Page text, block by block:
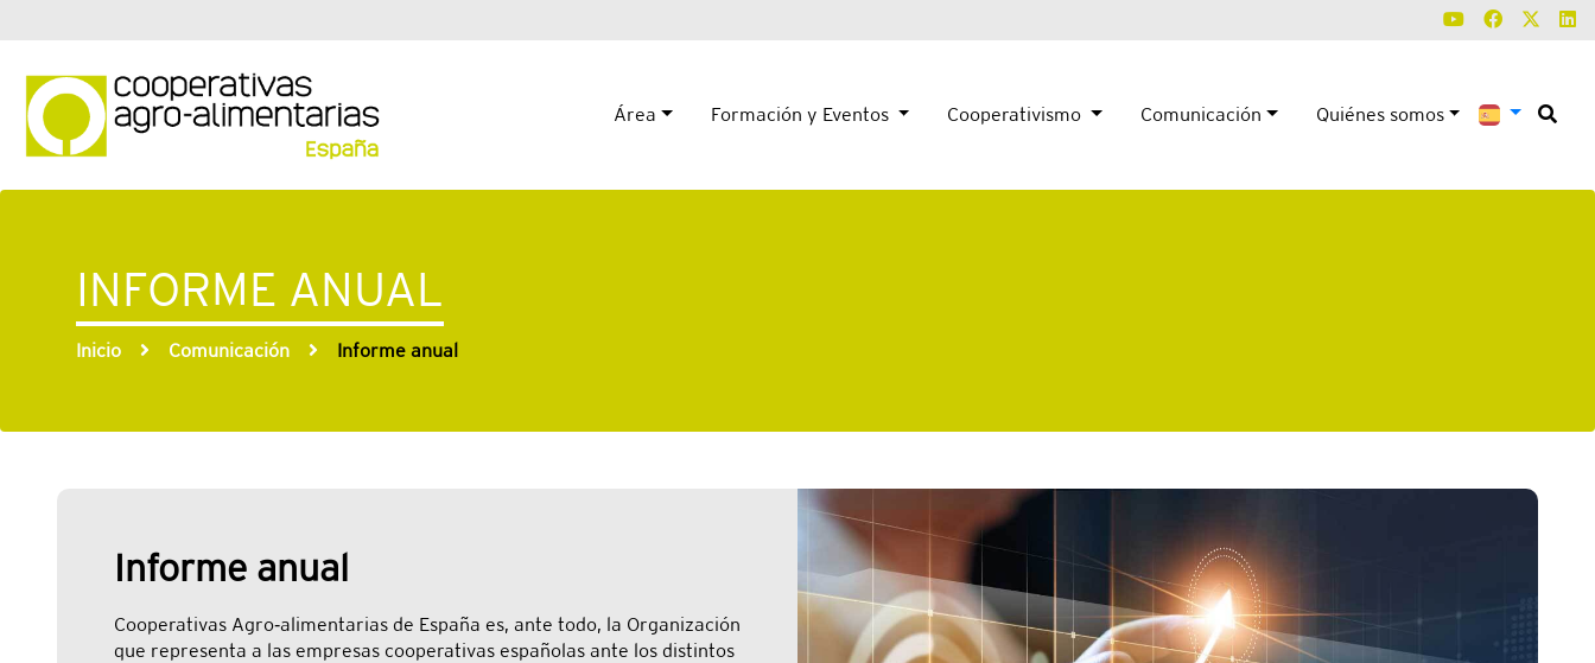
Área Formación y Eventos Cooperativismo Comunicación Quiénes somos
INFORME ANUAL
Inicio Comunicación Informe anual
Informe anual
Cooperativas Agro‑alimentarias de España es, ante todo, la Organización
que representa a las empresas cooperativas españolas ante los distintos